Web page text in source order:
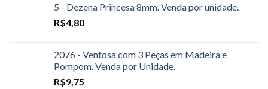
5 - Dezena Princesa 8mm. Venda por unidade.
R$4,80
2076 - Ventosa com 3 Peças em Madeira e
Pompom. Venda por Unidade.
R$9,75